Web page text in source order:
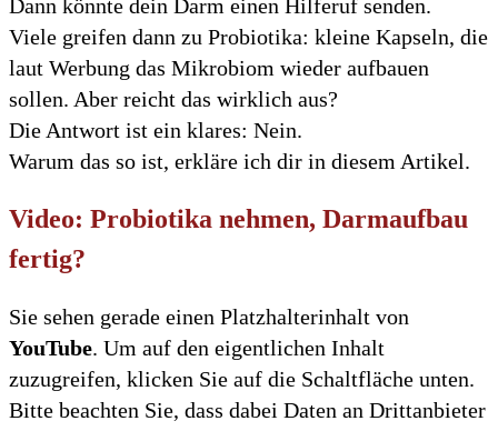
Dann könnte dein Darm einen Hilferuf senden.
Viele greifen dann zu Probiotika: kleine Kapseln, die
laut Werbung das Mikrobiom wieder aufbauen
sollen. Aber reicht das wirklich aus?
Die Antwort ist ein klares: Nein.
Warum das so ist, erkläre ich dir in diesem Artikel.
Video: Probiotika nehmen, Darmaufbau
fertig?
Sie sehen gerade einen Platzhalterinhalt von
YouTube. Um auf den eigentlichen Inhalt
zuzugreifen, klicken Sie auf die Schaltfläche unten.
Bitte beachten Sie, dass dabei Daten an Drittanbieter